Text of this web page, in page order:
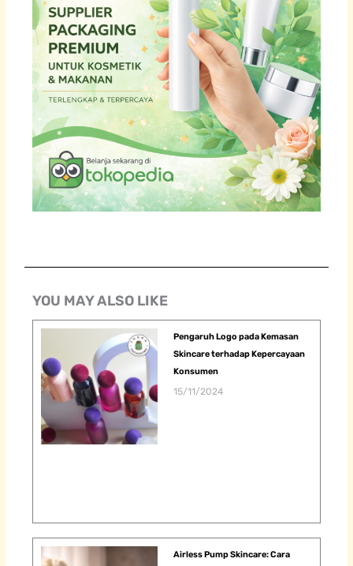
YOU MAY ALSO LIKE
Pengaruh Logo pada Kemasan
Skincare terhadap Kepercayaan
Konsumen
15/11/2024
Airless Pump Skincare: Cara